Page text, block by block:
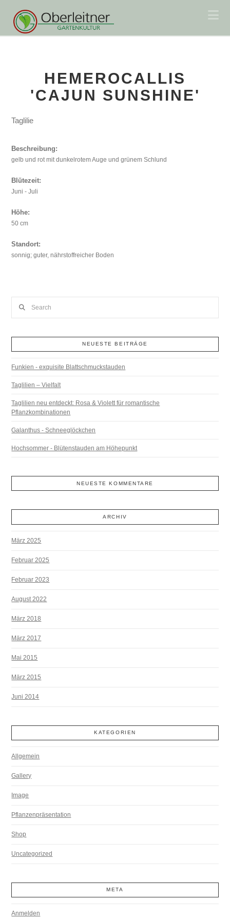
HEMEROCALLIS
'CAJUN SUNSHINE'
Taglilie
Beschreibung:
gelb und rot mit dunkelrotem Auge und grünem Schlund
Blütezeit:
Juni - Juli
Höhe:
50 cm
Standort:
sonnig; guter, nährstoffreicher Boden
NEUESTE BEITRÄGE
Funkien - exquisite Blattschmuckstauden
Taglilien – Vielfalt
Taglilien neu entdeckt: Rosa & Violett für romantische
Pflanzkombinationen
Galanthus - Schneeglöckchen
Hochsommer - Blütenstauden am Höhepunkt
NEUESTE KOMMENTARE
ARCHIV
März 2025
Februar 2025
Februar 2023
August 2022
März 2018
März 2017
Mai 2015
März 2015
Juni 2014
KATEGORIEN
Allgemein
Gallery
Image
Pflanzenpräsentation
Shop
Uncategorized
META
Anmelden